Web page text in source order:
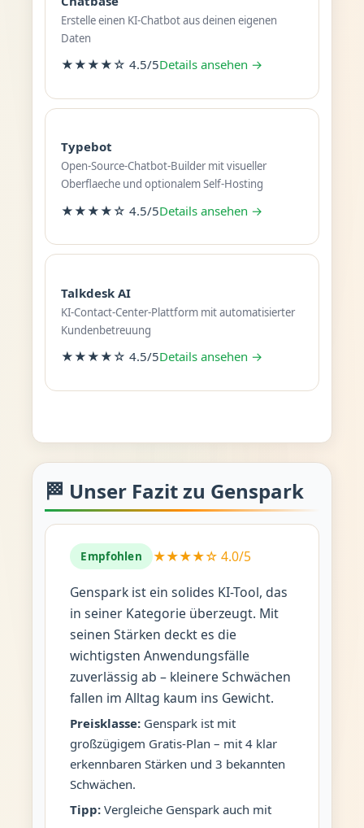
Erstelle einen KI-Chatbot aus deinen eigenen
Daten
★★★★☆ 4.5/5Details ansehen →
Typebot
Open-Source-Chatbot-Builder mit visueller
Oberflaeche und optionalem Self-Hosting
★★★★☆ 4.5/5Details ansehen →
Talkdesk AI
KI-Contact-Center-Plattform mit automatisierter
Kundenbetreuung
★★★★☆ 4.5/5Details ansehen →
🏁 Unser Fazit zu Genspark
Empfohlen ★★★★☆ 4.0/5
Genspark ist ein solides KI-Tool, das
in seiner Kategorie überzeugt. Mit
seinen Stärken deckt es die
wichtigsten Anwendungsfälle
zuverlässig ab – kleinere Schwächen
fallen im Alltag kaum ins Gewicht.
Preisklasse:Genspark ist mit
großzügigem Gratis-Plan – mit 4 klar
erkennbaren Stärken und 3 bekannten
Schwächen.
Tipp:Vergleiche Genspark auch mit